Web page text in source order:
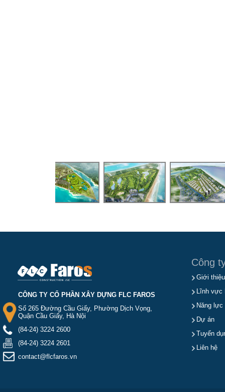
CÔNG TY CỔ PHẦN XÂY DỰNG FLC FAROS
Số 265 Đường Cầu Giấy, Phường Dịch Vọng,
Quận Cầu Giấy, Hà Nội
(84-24) 3224 2600
(84-24) 3224 2601
contact@flcfaros.vn
Công
Giới thiệu
Lĩnh vực
Năng lực
Dự án
Tuyển
Liên hệ